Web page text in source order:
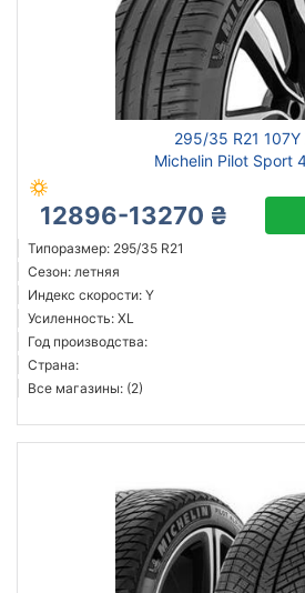
295/35 R21 107Y
Michelin Pilot Sport
12896-13270 ₴
Типоразмер: 295/35 R21
Сезон: летняя
Индекс скорости: Y
Усиленность: XL
Год производства:
Страна:
Все магазины: (2)